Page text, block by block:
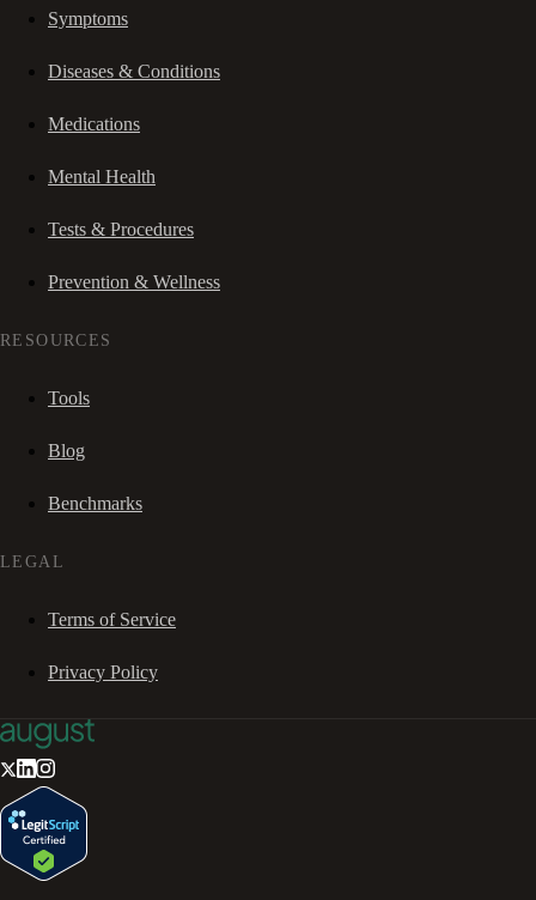
Symptoms
Diseases & Conditions
Medications
Mental Health
Tests & Procedures
Prevention & Wellness
RESOURCES
Tools
Blog
Benchmarks
LEGAL
Terms of Service
Privacy Policy